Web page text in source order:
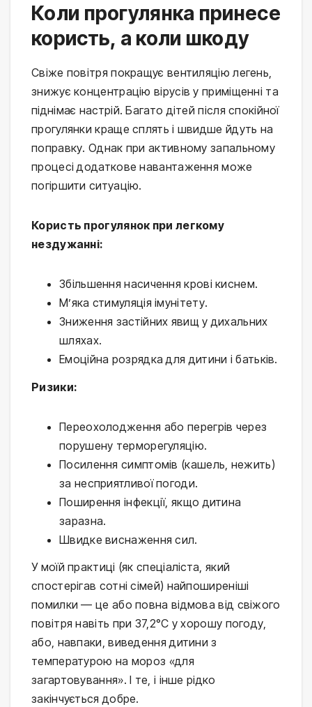
Коли прогулянка принесе
користь, а коли шкоду
Свіже повітря покращує вентиляцію легень,
знижує концентрацію вірусів у приміщенні та
піднімає настрій. Багато дітей після спокійної
прогулянки краще сплять і швидше йдуть на
поправку. Однак при активному запальному
процесі додаткове навантаження може
погіршити ситуацію.
Користь прогулянок при легкому
нездужанні:
Збільшення насичення крові киснем.
М’яка стимуляція імунітету.
Зниження застійних явищ у дихальних
шляхах.
Емоційна розрядка для дитини і батьків.
Ризики:
Переохолодження або перегрів через
порушену терморегуляцію.
Посилення симптомів (кашель, нежить)
за несприятливої погоди.
Поширення інфекції, якщо дитина
заразна.
Швидке виснаження сил.
У моїй практиці (як спеціаліста, який
спостерігав сотні сімей) найпоширеніші
помилки — це або повна відмова від свіжого
повітря навіть при 37,2°C у хорошу погоду,
або, навпаки, виведення дитини з
температурою на мороз «для
загартовування». І те, і інше рідко
закінчується добре.